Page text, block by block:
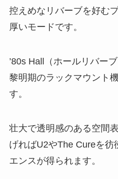
控えめなリバーブを好む
厚いモードです。
’80s Hall（ホールリバー
黎明期のラックマウント
す。
壮大で透明感のある空間
げればU2やThe Cureを
エンスが得られます。